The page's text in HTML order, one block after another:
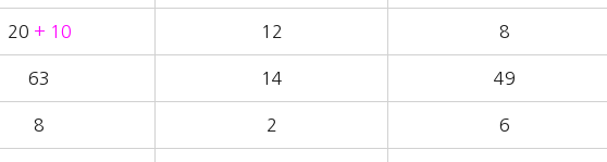
20 + 10 12 8
63 14 49
8 2 6